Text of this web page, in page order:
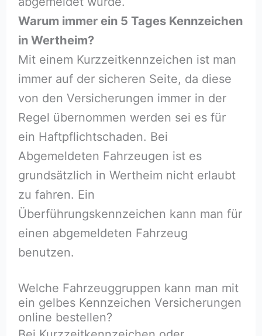
Warum immer ein 5 Tages Kennzeichen
in Wertheim?
Mit einem Kurzzeitkennzeichen ist man
immer auf der sicheren Seite, da diese
von den Versicherungen immer in der
Regel übernommen werden sei es für
ein Haftpflichtschaden. Bei
Abgemeldeten Fahrzeugen ist es
grundsätzlich in Wertheim nicht erlaubt
zu fahren. Ein
Überführungskennzeichen kann man für
einen abgemeldeten Fahrzeug
benutzen.
Welche Fahrzeuggruppen kann man mit
ein gelbes Kennzeichen Versicherungen
online bestellen?